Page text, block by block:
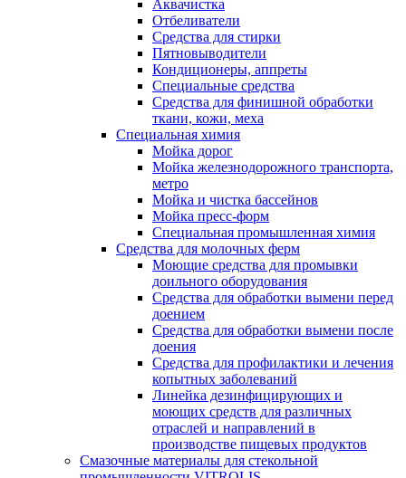
Аквачистка
Отбеливатели
Средства для стирки
Пятновыводители
Кондиционеры, аппреты
Специальные средства
Средства для финишной обработки
ткани, кожи, меха
Специальная химия
Мойка дорог
Мойка железнодорожного транспорта,
метро
Мойка и чистка бассейнов
Мойка пресс-форм
Специальная промышленная химия
Средства для молочных ферм
Моющие средства для промывки
доильного оборудования
Средства для обработки вымени перед
доением
Средства для обработки вымени после
доения
Средства для профилактики и лечения
копытных заболеваний
Линейка дезинфицирующих и
моющих средств для различных
отраслей и направлений в
производстве пищевых продуктов
Смазочные материалы для стекольной